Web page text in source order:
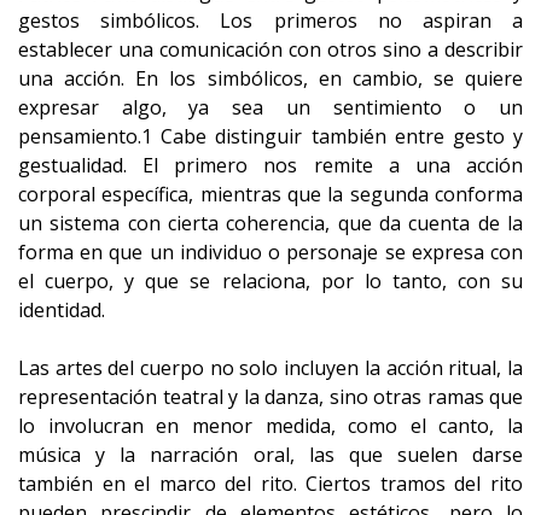
gestos simbólicos. Los primeros no aspiran a
establecer una comunicación con otros sino a describir
una acción. En los simbólicos, en cambio, se quiere
expresar algo, ya sea un sentimiento o un
pensamiento.1 Cabe distinguir también entre gesto y
gestualidad. El primero nos remite a una acción
corporal específica, mientras que la segunda conforma
un sistema con cierta coherencia, que da cuenta de la
forma en que un individuo o personaje se expresa con
el cuerpo, y que se relaciona, por lo tanto, con su
identidad.
Las artes del cuerpo no solo incluyen la acción ritual, la
representación teatral y la danza, sino otras ramas que
lo involucran en menor medida, como el canto, la
música y la narración oral, las que suelen darse
también en el marco del rito. Ciertos tramos del rito